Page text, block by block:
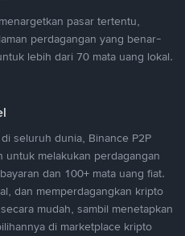
pasar tertentu,
perdagangan yang benar-
lebih dari 70 mata uang lokal.
seluruh dunia, Binance P2P
untuk melakukan perdagangan
dan 100+ mata uang fiat.
dan memperdagangkan kripto
mudah, sambil menetapkan
di marketplace kripto